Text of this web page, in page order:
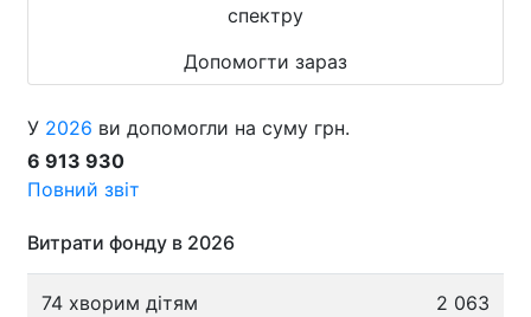
спектру
Допомогти зараз
У 2026 ви допомогли на суму грн.
6 913 930
Повний звіт
Витрати фонду в 2026
74 хворим дітям
2 063